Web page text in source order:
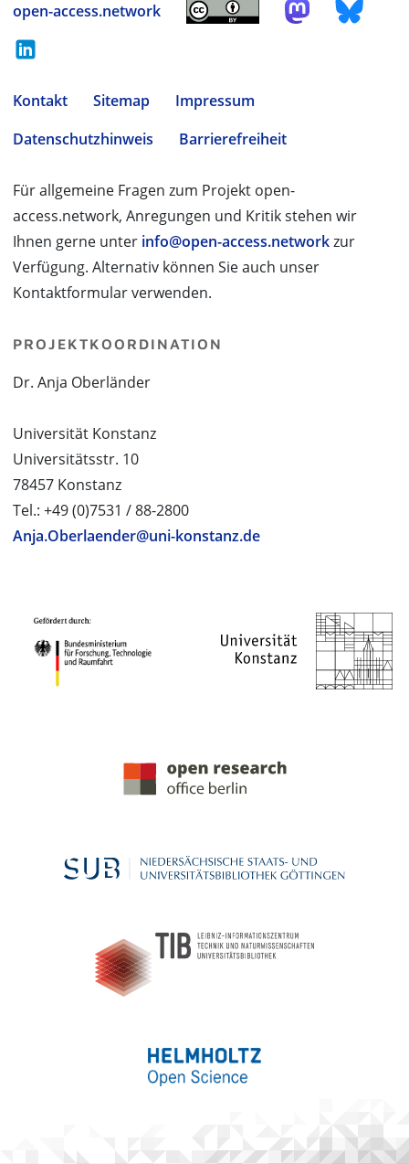
open-access.network
Kontakt Sitemap
Impressum
Datenschutzhinweis
Barrierefreiheit
Für allgemeine Fragen zum Projekt open-
access.network, Anregungen und Kritik stehen wir
Ihnen gerne unter info@open-access.networkzur
Verfügung. Alternativ können Sie auch unser
Kontaktformular verwenden.
PROJEKTKOORDINATION
Dr. Anja Oberländer
Universität Konstanz
Universitätsstr. 10
78457 Konstanz
Tel.: +49 (0)7531 / 88-2800
Anja.Oberlaender@uni-konstanz.de